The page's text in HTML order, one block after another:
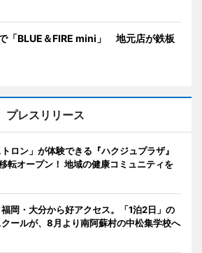
「BLUE＆FIRE mini」 地元店が鉄板
プレスリリース
ロン」が体験できる『ハクジュプラザ』
転オープン！ 地域の健康コミュニティを
福岡・大分から好アクセス。「1泊2日」の
クールが、8月より南阿蘇村の中松集学校へ